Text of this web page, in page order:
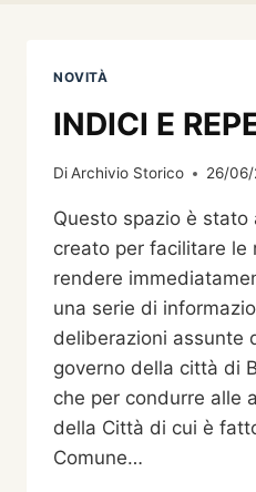
NOVITÀ
INDICI E
DiArchivio Storico 26/06/
Questo spazio è stato
creato per facilitare le
rendere
una serie di
deliberazioni assunte
governo della città di
che per condurre alle
della Città di cui è
Comune…